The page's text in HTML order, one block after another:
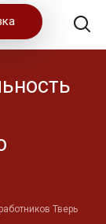
Тверь